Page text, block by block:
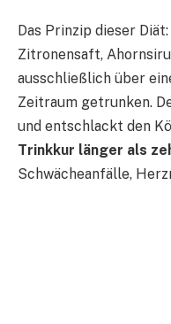
Das Prinzip dieser
Zitronensaft,
ausschließlich über
Zeitraum getrunken.
und entschlackt den
Trinkkur länger als
Schwächeanfälle,